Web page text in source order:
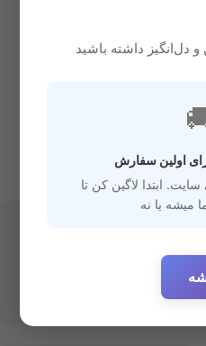
ارسال سریع
دل‌انگیز داشته باشید
اولین سفارش
ابتدا لاگین کن تا
یا نه